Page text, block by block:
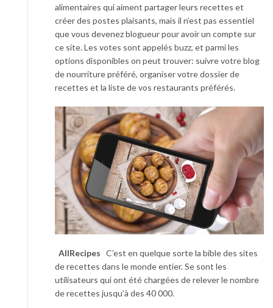
alimentaires qui aiment partager leurs recettes et
créer des postes plaisants, mais il n’est pas essentiel
que vous devenez blogueur pour avoir un compte sur
ce site. Les votes sont appelés buzz, et parmi les
options disponibles on peut trouver: suivre votre blog
de nourriture préféré, organiser votre dossier de
recettes et la liste de vos restaurants préférés.
AllRecipes C’est en quelque sorte la bible des sites
de recettes dans le monde entier. Se sont les
utilisateurs qui ont été chargées de relever le nombre
de recettes jusqu’à des 40 000.